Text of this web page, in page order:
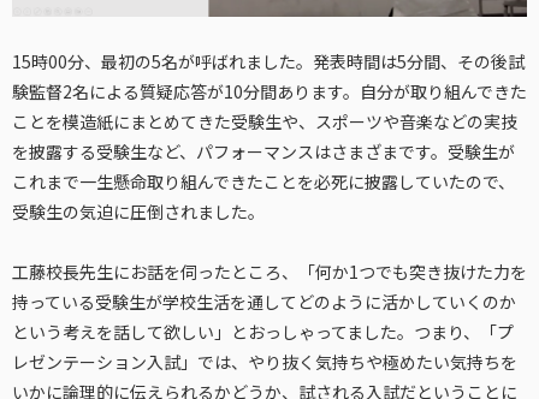
15時00分、最初の5名が呼ばれました。発表時間は5分間、その後試
験監督2名による質疑応答が10分間あります。自分が取り組んできた
ことを模造紙にまとめてきた受験生や、スポーツや音楽などの実技
を披露する受験生など、パフォーマンスはさまざまです。受験生が
これまで一生懸命取り組んできたことを必死に披露していたので、
受験生の気迫に圧倒されました。
工藤校長先生にお話を伺ったところ、「何か1つでも突き抜けた力を
持っている受験生が学校生活を通してどのように活かしていくのか
という考えを話して欲しい」とおっしゃってました。つまり、「プ
レゼンテーション入試」では、やり抜く気持ちや極めたい気持ちを
いかに論理的に伝えられるかどうか、試される入試だということに